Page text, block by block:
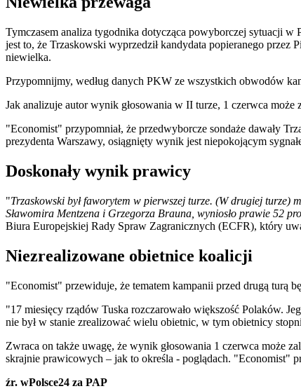
Tymczasem analiza tygodnika dotycząca powyborczej sytuacji w
jest to, że Trzaskowski wyprzedził kandydata popieranego
niewielka.
Przypomnijmy, według danych PKW ze wszystkich obwodów
Jak analizuje autor wynik głosowania w II turze, 1 czerwca
"Economist" przypomniał, że przedwyborcze sondaże dawały
prezydenta Warszawy, osiągnięty wynik jest niepokojącym
Doskonały wynik prawicy
"Trzaskowski był faworytem w pierwszej turze. (W drugiej
Sławomira Mentzena i Grzegorza Brauna, wyniosło prawie 52
Biura Europejskiej Rady Spraw Zagranicznych (ECFR), który
Niezrealizowane obietnice koalicji
"Economist" przewiduje, że tematem kampanii przed drugą turą
"17 miesięcy rządów Tuska rozczarowało większość Polaków.
nie był w stanie zrealizować wielu obietnic, w tym obietnicy
Zwraca on także uwagę, że wynik głosowania 1 czerwca może
skrajnie prawicowych – jak to określa - poglądach. "Economist"
źr. wPolsce24 za PAP